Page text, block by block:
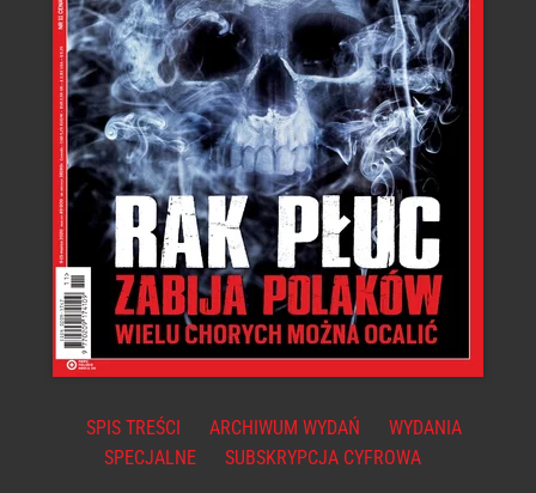
SPIS TREŚCI ARCHIWUM WYDAŃ
WYDANIA
SPECJALNE
SUBSKRYPCJA CYFROWA